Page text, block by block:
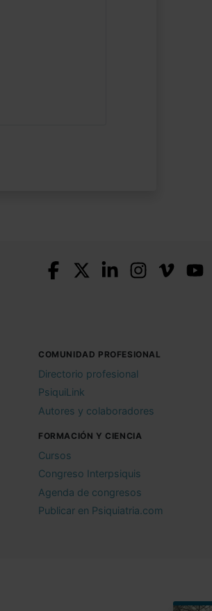
COMUNIDAD PROFESIONAL
Directorio profesional
PsiquiLink
Autores y colaboradores
FORMACIÓN Y CIENCIA
Cursos
Congreso Interpsiquis
Agenda de congresos
Publicar en Psiquiatria.com